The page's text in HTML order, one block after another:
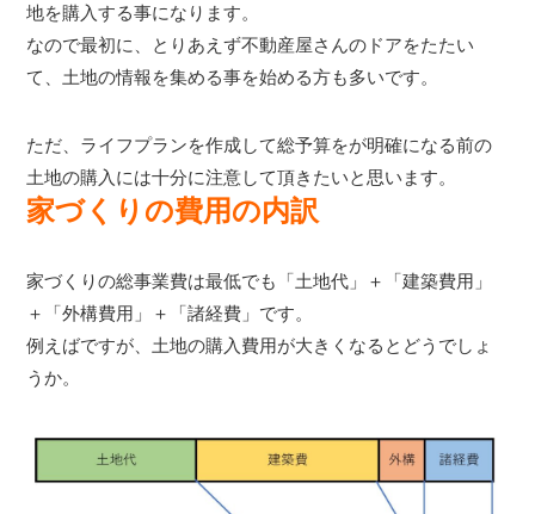
地を購入する事になります。
なので最初に、とりあえず不動産屋さんのドアをたたい
て、土地の情報を集める事を始める方も多いです。
ただ、ライフプランを作成して総予算をが明確になる前の
土地の購入には十分に注意して頂きたいと思います。
家づくりの費用の内訳
家づくりの総事業費は最低でも「土地代」＋「建築費用」
＋「外構費用」＋「諸経費」です。
例えばですが、土地の購入費用が大きくなるとどうでしょ
うか。